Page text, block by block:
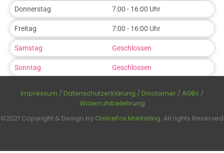
Donnerstag 7:00 - 16:00 Uhr
Freitag 7:00 - 16:00 Uhr
Samstag Geschlossen
Sonntag Geschlossen
Impressum / Datenschutzerklärung / Disclaimer / AGBs /
Widerrufsbelehrung
©2021 Copyright & Design by OnlineFox.Marketing. All rights Reserved